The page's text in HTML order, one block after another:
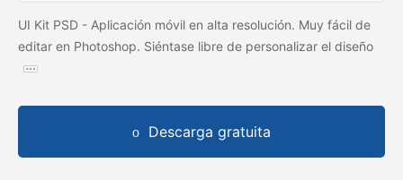
UI Kit PSD - Aplicación móvil en alta resolución. Muy fácil de
editar en Photoshop. Siéntase libre de personalizar el diseño
Descarga gratuita